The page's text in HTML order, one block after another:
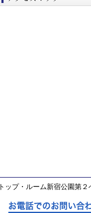
トップ・ルーム新宿公園第